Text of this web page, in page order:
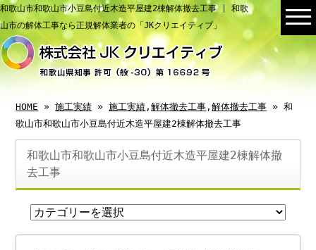
和歌山市和歌山市小豆島付近木造平屋建2棟解体撤去工事 | 和歌
山市の解体工事なら正規解体業者の「JKクリエイティブ」
HOME »施工実績 »施工実績 ,解体撤去工事 ,解体撤去工事 » 和
歌山市和歌山市小豆島付近木造平屋建2棟解体撤去工事
和歌山市和歌山市小豆島付近木造平屋建2棟解体撤
去工事